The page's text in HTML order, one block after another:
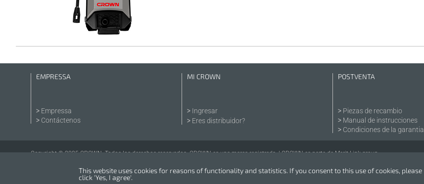
EMPRESSA
Empressa
Contáctenos
MI CROWN
Ingresar
Eres distribuidor?
POSTVENTA
Piezas de recambio
Manual de instrucciones
Condiciones de la garantia
Copyright © 2025 CROWN. Todos los derechos reservados. CROWN es una marca registrada. | CROWN es parte de Merit Link group.
nopCommerce
This website uses cookies for reasons of functionality and statistics. If you consent to this use of cookies, please
click 'Yes, I agree'.